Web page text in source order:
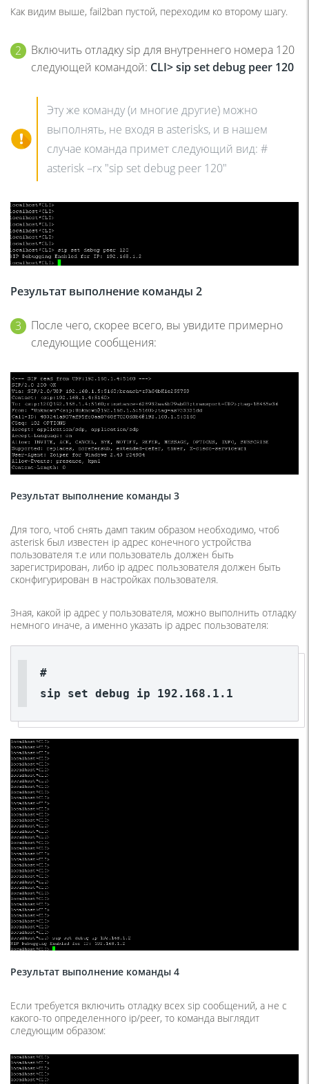
Как видим выше, fail2ban пустой, переходим ко второму шагу.
Включить отладку sip для внутреннего номера 120
следующей командой: CLI>sipsetdebug peer 120
Эту же команду (и многие другие) можно
выполнять, не входя в asterisks, и в нашем
случае команда примет следующий вид: #
asterisk –rx "sip set debug peer 120"
Результат выполнение команды 2
После чего, скорее всего, вы увидите примерно
следующие сообщения:
Результат выполнение команды 3
Для того, чтоб снять дамп таким образом необходимо, чтоб
asterisk был известен ip адрес конечного устройства
пользователя т.е или пользователь должен быть
зарегистрирован, либо ip адрес пользователя должен быть
сконфигурирован в настройках пользователя.
Зная, какой ip адрес у пользователя, можно выполнить отладку
немного иначе, а именно указать ip адрес пользователя:
sip
set debug ip 192.168.1.1
Результат выполнение команды 4
Если требуется включить отладку всех sip сообщений, а не с
какого-то определенного ip/peer, то команда выглядит
следующим образом: